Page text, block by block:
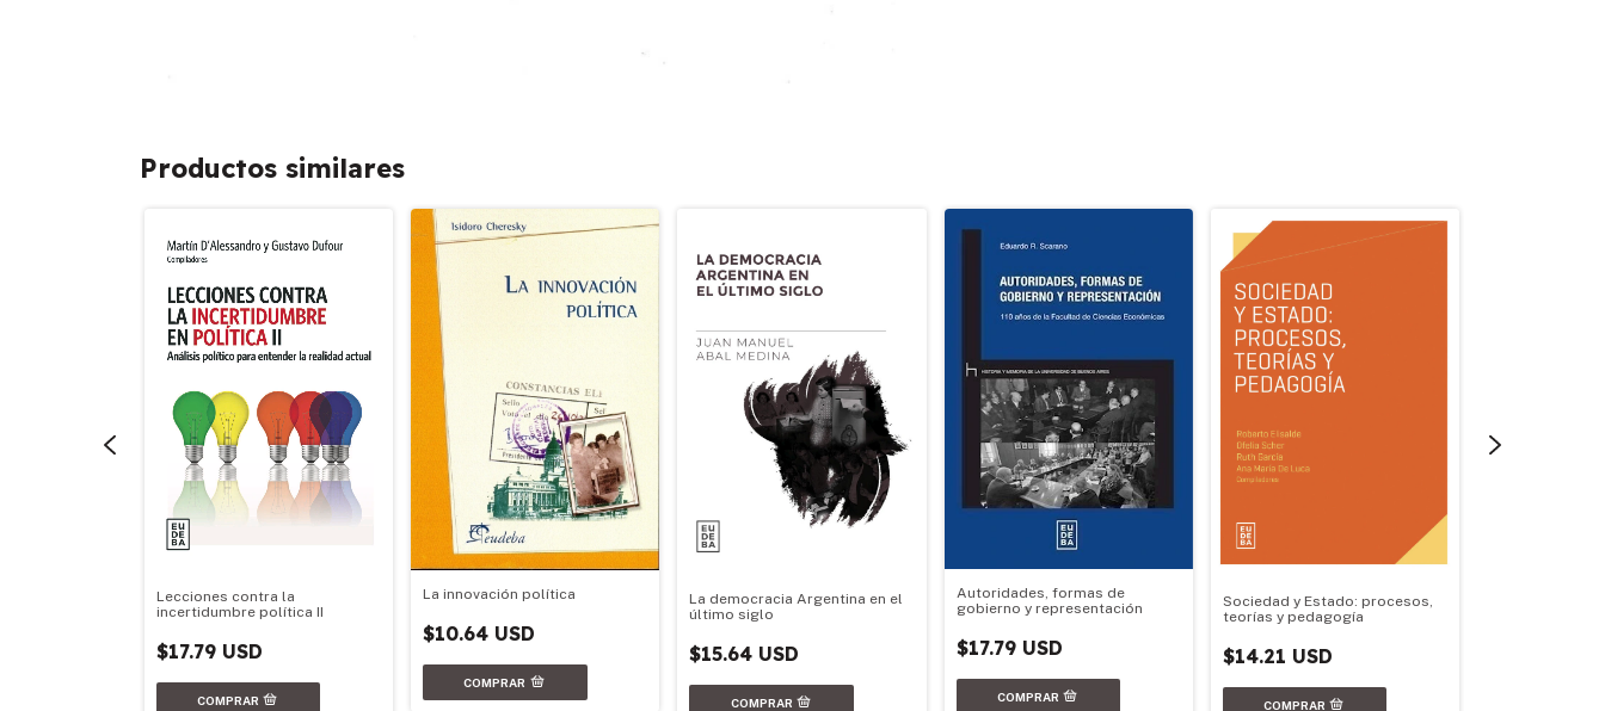
Productos similares
Lecciones contra la
incertidumbre política II
$17.79 USD
La innovación política
$10.64 USD
La democracia Argentina en el
último siglo
$15.64 USD
Autoridades, formas de
gobierno y representación
$17.79 USD
Sociedad y Estado: procesos,
teorías y pedagogía
$14.21 USD